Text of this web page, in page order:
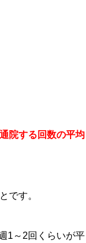
院する回数の平均
です。
1～2回くらいが平